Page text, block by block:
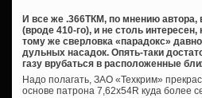
И все же .366ТКМ, по мнению
(вроде 410-го), и не столь интересен,
тому же сверловка «парадокс»
дульных насадок. Опять-таки
газу врубаться в расположенные
Надо полагать, ЗАО «Техкрим»
основе патрона 7,62х54R куда более